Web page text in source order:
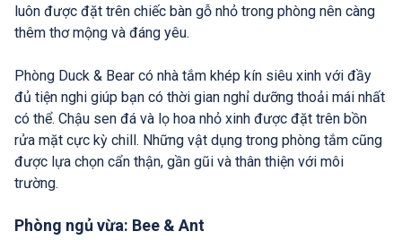
luôn được đặt trên chiếc bàn gỗ nhỏ trong phòng nên càng
thêm thơ mộng và đáng yêu.
Phòng Duck & Bear có nhà tắm khép kín siêu xinh với đầy
đủ tiện nghi giúp bạn có thời gian nghỉ dưỡng thoải mái nhất
có thể. Chậu sen đá và lọ hoa nhỏ xinh được đặt trên bồn
rửa mặt cực kỳ chill. Những vật dụng trong phòng tắm cũng
được lựa chọn cẩn thận, gần gũi và thân thiện với môi
trường.
Phòng ngủ vừa: Bee & Ant